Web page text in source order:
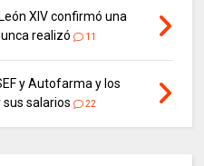
XIV confirmó una
realizó
11
y Autofarma y los
salarios
22